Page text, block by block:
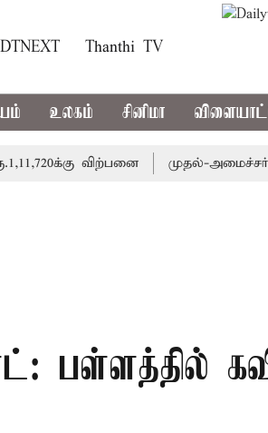
DTNEXT Thanthi TV
உலகம் சினிமா
விற்பனை முதல்-அமைச்சர்
பள்ளத்தில்